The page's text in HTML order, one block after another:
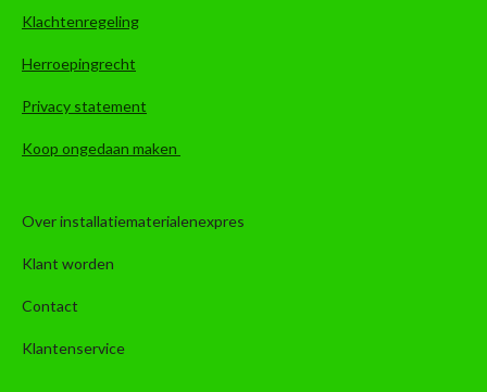
Klachtenregeling
Herroepingrecht
Privacy statement
Koop ongedaan maken
Over installatiematerialenexpres
Klant worden
Contact
Klantenservice